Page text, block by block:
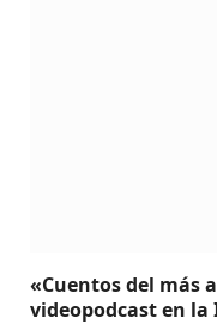
«Cuentos del más
videopodcast en la